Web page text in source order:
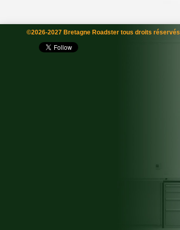
©2026-2027 Bretagne Roadster tous droits réservés